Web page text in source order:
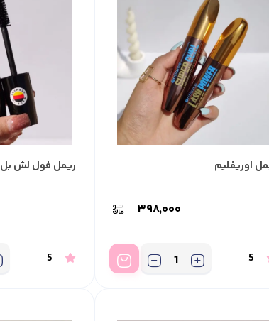
اوریفلیم
۳۹۸,۰۰۰
5
ریمل فول لش بل
5